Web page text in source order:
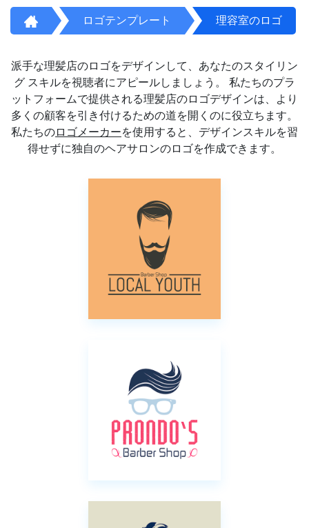
ロゴテンプレート 理容室のロゴ
派手な理髪店のロゴをデザインして、あなたのスタイリン
グ スキルを視聴者にアピールしましょう。 私たちのプラ
ットフォームで提供される理髪店のロゴデザインは、より
多くの顧客を引き付けるための道を開くのに役立ちます。
私たちのロゴメーカーを使用すると、デザインスキルを習
得せずに独自のヘアサロンのロゴを作成できます。